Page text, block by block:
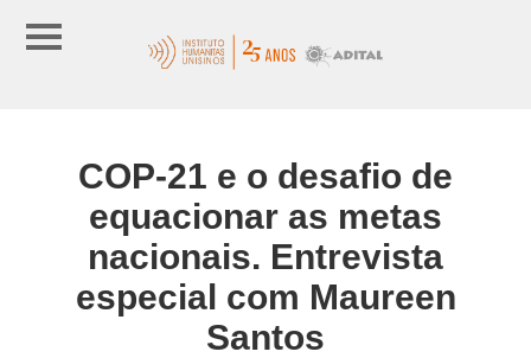
COP-21 e o desafio de
equacionar as metas
nacionais. Entrevista
especial com Maureen
Santos